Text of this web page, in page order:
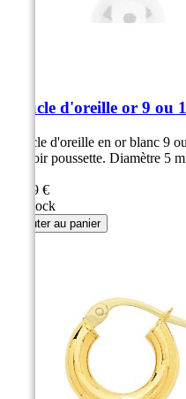
Boucle d'oreille or 9 ou
Boucle d'oreille en or blanc 9
fermoir poussette. Diamètre 5
89,99 €
En stock
Ajouter au panier